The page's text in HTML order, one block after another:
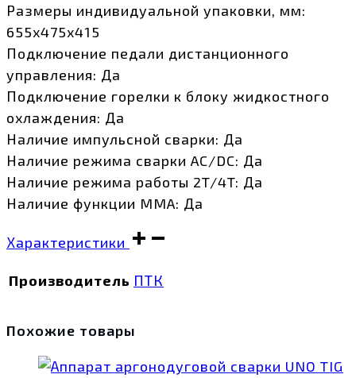
Размеры индивидуальной упаковки, мм:
655х475х415
Подключение педали дистанционного
управления: Да
Подключение горелки к блоку жидкостного
охлаждения: Да
Наличие импульсной сварки: Да
Наличие режима сварки AC/DC: Да
Наличие режима работы 2T/4T: Да
Наличие функции MMA: Да
Характеристики
Производитель ПТК
Похожие товары